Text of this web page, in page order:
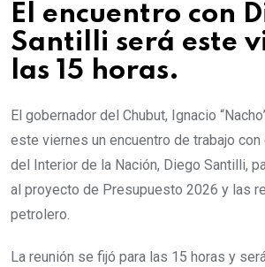
El encuentro con
Santilli será este
las 15 horas.
El gobernador del Chubut, Ignacio
este viernes un encuentro de trabajo
del Interior de la Nación, Diego Santilli,
al proyecto de Presupuesto 2026 y las
petrolero.
La reunión se fijó para las 15 horas y